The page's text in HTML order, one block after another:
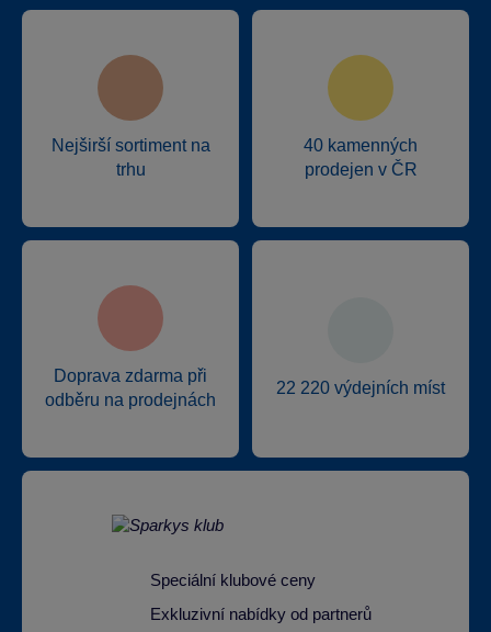
Nejširší sortiment na
trhu
40 kamenných
prodejen v ČR
Doprava zdarma při
odběru na prodejnách
22 220 výdejních míst
Speciální klubové ceny
Exkluzivní nabídky od partnerů